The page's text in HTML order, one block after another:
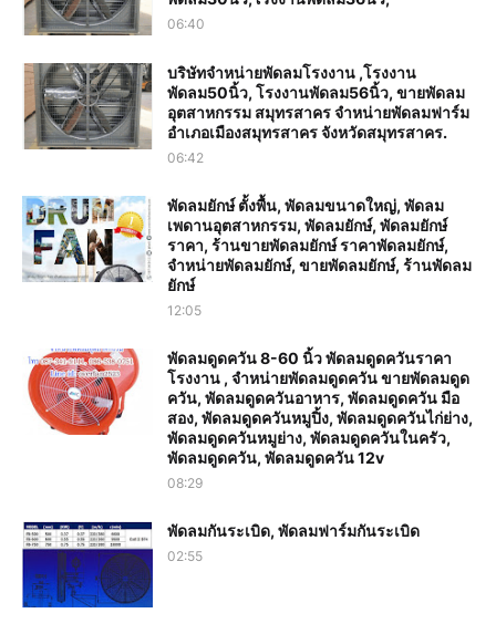
06:40
บริษัทจำหน่ายพัดลมโรงงาน ,โรงงาน
พัดลม50นิ้ว, โรงงานพัดลม56นิ้ว, ขายพัดลม
อุตสาหกรรม สมุทรสาคร จำหน่ายพัดลมฟาร์ม
อำเภอเมืองสมุทรสาคร จังหวัดสมุทรสาคร.
06:42
พัดลมยักษ์ ตั้งพื้น, พัดลมขนาดใหญ่, พัดลม
เพดานอุตสาหกรรม, พัดลมยักษ์, พัดลมยักษ์
ราคา, ร้านขายพัดลมยักษ์ ราคาพัดลมยักษ์,
จำหน่ายพัดลมยักษ์, ขายพัดลมยักษ์, ร้านพัดลม
ยักษ์
12:05
พัดลมดูดควัน 8-60 นิ้ว พัดลมดูดควันราคา
โรงงาน , จำหน่ายพัดลมดูดควัน ขายพัดลมดูด
ควัน, พัดลมดูดควันอาหาร, พัดลมดูดควัน มือ
สอง, พัดลมดูดควันหมูปิ้ง, พัดลมดูดควันไก่ย่าง,
พัดลมดูดควันหมูย่าง, พัดลมดูดควันในครัว,
พัดลมดูดควัน, พัดลมดูดควัน 12v
08:29
พัดลมกันระเบิด, พัดลมฟาร์มกันระเบิด
02:55